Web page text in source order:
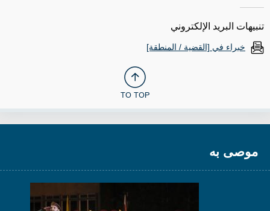
تنبيهات البريد الإلكتروني
خبراء في [القضية / المنطقة]
TO TOP
موصى به